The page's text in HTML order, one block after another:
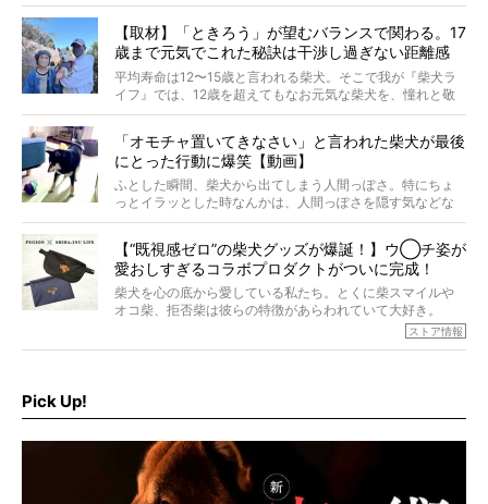
【取材】「ときろう」が望むバランスで関わる。17
歳まで元気でこれた秘訣は干渉し過ぎない距離感
#38ときろう
平均寿命は12〜15歳と言われる柴犬。そこで我が『柴犬ラ
イフ』では、12歳を超えてもなお元気な柴犬を、憧れと敬
意を込めて“レジェンド柴”と呼んでいます。 この特集で
ォーカスし、その元気の秘訣や、老犬と暮らすうえで大切
だと思うことを、オーナーさんに語っていただきます。今
回登場してくれたのは、17歳のときろうくん。小さい頃か
ら食が細かったため、何でも食べさせてきたということで
「オモチャ置いてきなさい」と言われた柴犬が最後
にとった行動に爆笑【動画】
ふとした瞬間、柴犬から出てしまう人間っぽさ。特にちょ
っとイラッとした時なんかは、人間っぽさを隠す気などな
いように見えます。もしかして本当の本当は、中身は人間
【“既視感ゼロ”の柴犬グッズが爆誕！】ウ◯チ姿が
愛おしすぎるコラボプロダクトがついに完成！
柴犬を心の底から愛している私たち。とくに柴スマイルや
オコ柴、拒否柴は彼らの特徴があらわれていて大好き。
でもちょっと待て…もうひとつ、忘れてはならない愛おしい
シーンがあったぞ。それは、背中を丸めて“ウンチなう”の姿
ストア情報
Pick Up!